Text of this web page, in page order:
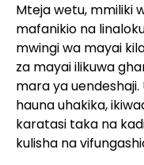
Mteja wetu, mmiliki
mafanikio na
mwingi wa mayai
za mayai ilikuwa
mara ya
hauna uhakika,
karatasi taka na
kulisha na